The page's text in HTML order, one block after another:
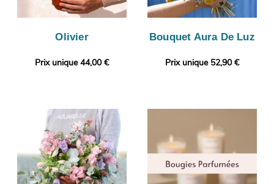
Olivier
Prix unique 44,00 €
Bouquet Aura De Luz
Prix unique 52,90 €